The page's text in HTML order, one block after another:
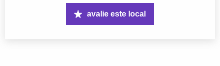
avalie este local